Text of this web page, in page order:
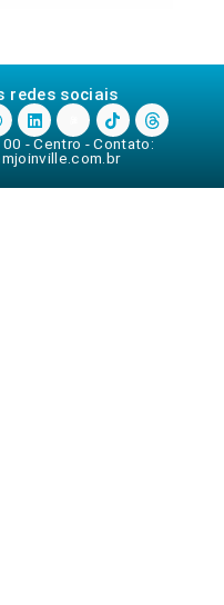
redes sociais
- Centro - Contato: